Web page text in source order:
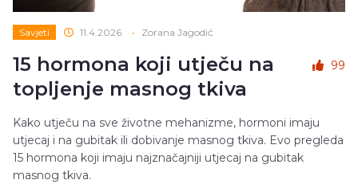
Savjeti 11.4.2026. • Zorana Jagodić
15 hormona koji utječu na
topljenje masnog tkiva
99
Kako utječu na sve životne mehanizme, hormoni imaju
utjecaj i na gubitak ili dobivanje masnog tkiva. Evo pregleda
15 hormona koji imaju najznačajniji utjecaj na gubitak
masnog tkiva.